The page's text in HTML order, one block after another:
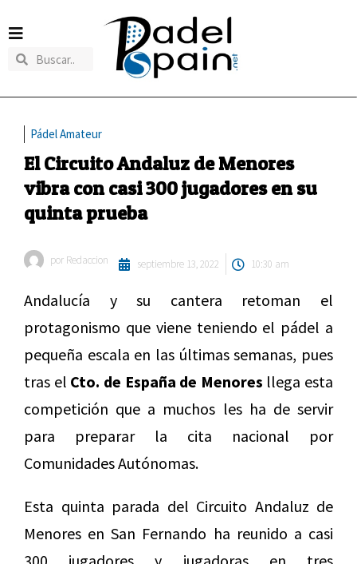
Pádel Amateur
El Circuito Andaluz de Menores
vibra con casi 300 jugadores en su
quinta prueba
por Redaccion septiembre 13, 2022 10:30 am
Andalucía y su cantera retoman el
protagonismo que viene teniendo el pádel a
pequeña escala en las últimas semanas, pues
tras el Cto. de España de Menores llega esta
competición que a muchos les ha de servir
para preparar la cita nacional por
Comunidades Autónomas.
Esta quinta parada del Circuito Andaluz de
Menores en San Fernando ha reunido a casi